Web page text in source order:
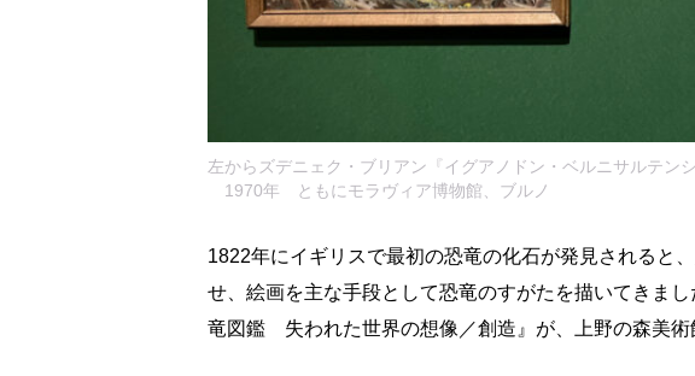
左からズデニェク・ブリアン『イグアノドン・ベルニサルテン
1970年 ともにモラヴィア博物館、ブルノ
1822年にイギリスで最初の恐竜の化石が発見されると
せ、絵画を主な手段として恐竜のすがたを描いてきま
竜図鑑 失われた世界の想像／創造』が、上野の森美術